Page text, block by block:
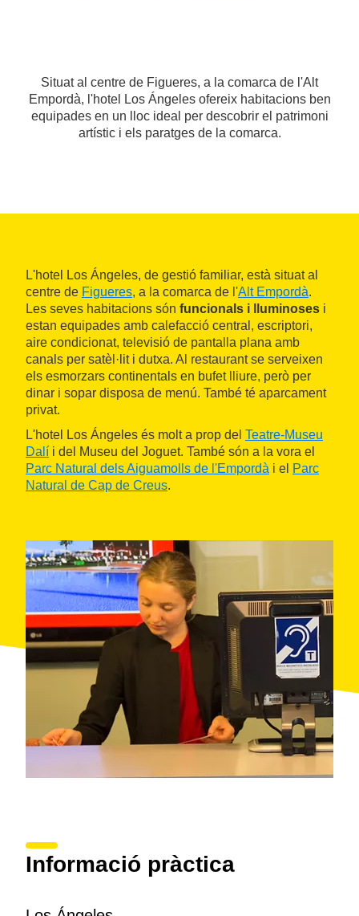
Situat al centre de Figueres, a la comarca de l'Alt
Empordà, l'hotel Los Ángeles ofereix habitacions ben
equipades en un lloc ideal per descobrir el patrimoni
artístic i els paratges de la comarca.
L'hotel Los Ángeles, de gestió familiar, està situat al
centre de Figueres, a la comarca de l'Alt Empordà.
Les seves habitacions són funcionals i lluminoses i
estan equipades amb calefacció central, escriptori,
aire condicionat, televisió de pantalla plana amb
canals per satèl·lit i dutxa. Al restaurant se serveixen
els esmorzars continentals en bufet lliure, però per
dinar i sopar disposa de menú. També té aparcament
privat.
L'hotel Los Ángeles és molt a prop del Teatre-Museu
Dalí i del Museu del Joguet. També són a la vora el
Parc Natural dels Aiguamolls de l'Empordà i el Parc
Natural de Cap de Creus.
Informació pràctica